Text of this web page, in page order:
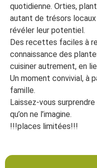
quotidienne. Orties,
autant de trésors locaux
révéler leur potentiel.
Des recettes faciles à
connaissance des
cuisiner autrement, en
Un moment convivial, à
famille.
Laissez-vous
qu’on ne l’imagine.
!!!places limitées!!!